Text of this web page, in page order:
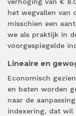
verhoging van €
het wegvallen van
misschien een
we als praktijk in
voorgespiegelde
Lineaire en
Economisch
en baten worden
naar de
indexering, dat wil